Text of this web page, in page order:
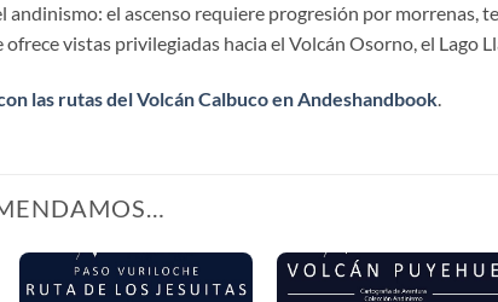
andinismo: el ascenso requiere progresión por
vistas privilegiadas hacia el Volcán Osorno, el Lago
las rutas del Volcán Calbuco en Andeshandbook